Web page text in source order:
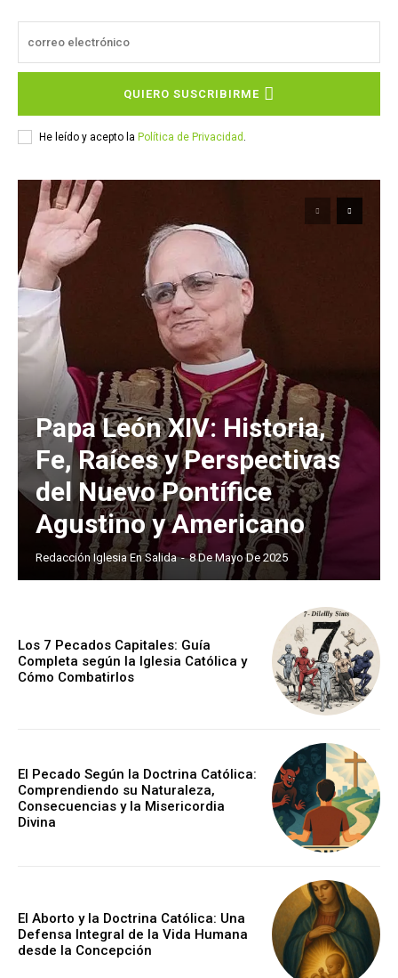
QUIERO SUSCRIBIRME
He leído y acepto la Política de Privacidad
Papa León XIV: Historia,
Fe, Raíces y Perspectivas
del Nuevo Pontífice
Agustino y Americano
Redacción Iglesia En Salida - 8 De Mayo De 2025
Los 7 Pecados Capitales: Guía
Completa según la Iglesia Católica y
Cómo Combatirlos
El Pecado Según la Doctrina Católica:
Comprendiendo su Naturaleza,
Consecuencias y la Misericordia
Divina
El Aborto y la Doctrina Católica: Una
Defensa Integral de la Vida Humana
desde la Concepción